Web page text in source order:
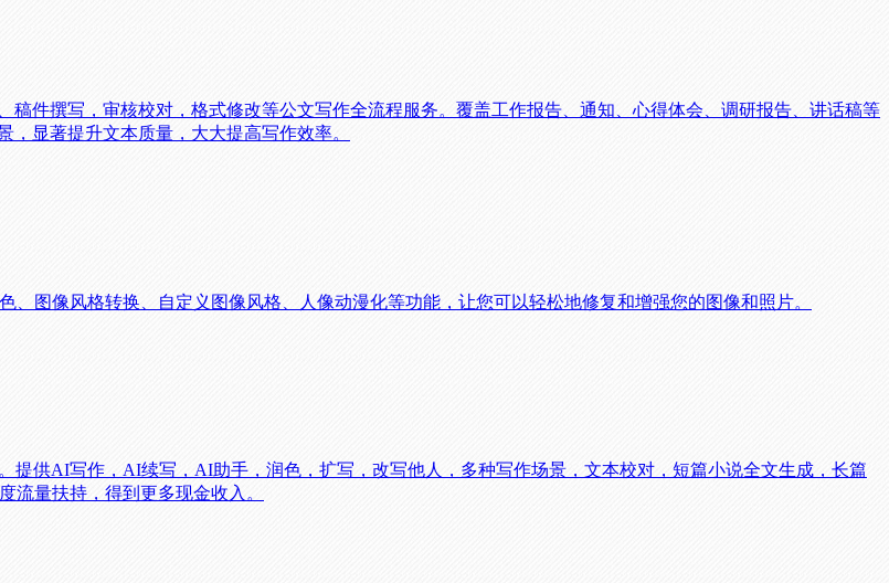
件撰写，审核校对，格式修改等公文写作全流程服务。覆盖工作报告、通知、心得体会、调研报告、讲话稿等
显著提升文本质量，大大提高写作效率。
图像风格转换、自定义图像风格、人像动漫化等功能，让您可以轻松地修复和增强您的图像和照片。
供AI写作，AI续写，AI助手，润色，扩写，改写他人，多种写作场景，文本校对，短篇小说全文生成，长篇
量扶持，得到更多现金收入。